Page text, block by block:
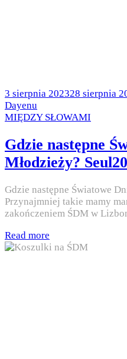
Posted
on
3 sierpnia 202328 sierpnia
by
Dayenu
Posted
MIĘDZY SŁOWAMI
Gdzie następne
Młodzieży?
Gdzie następne Światowe
Przynajmniej takie mamy
zakończeniem ŚDM w
Read more